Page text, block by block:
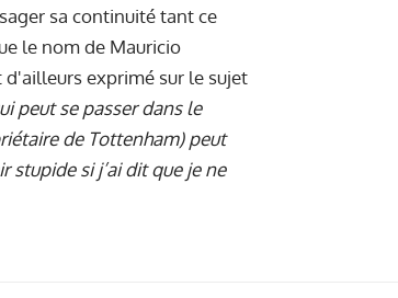
sa continuité tant ce
le nom de Mauricio
d'ailleurs exprimé sur le sujet
peut se passer dans le
de Tottenham) peut
stupide si j’ai dit que je ne